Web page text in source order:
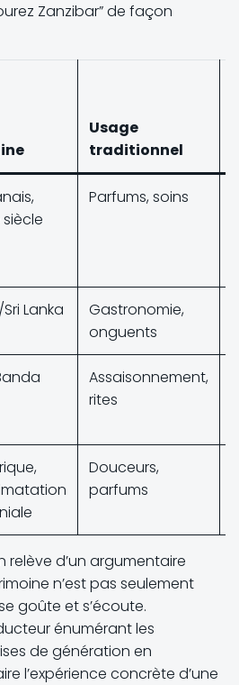
Zanzibar” de façon
Usage
traditionnel
siècle
Parfums, soins
Lanka
Gastronomie,
onguents
Assaisonnement,
rites
Douceurs,
parfums
relève d’un argumentaire
n’est pas seulement
goûte et s’écoute.
énumérant les
de génération en
l’expérience concrète d’une